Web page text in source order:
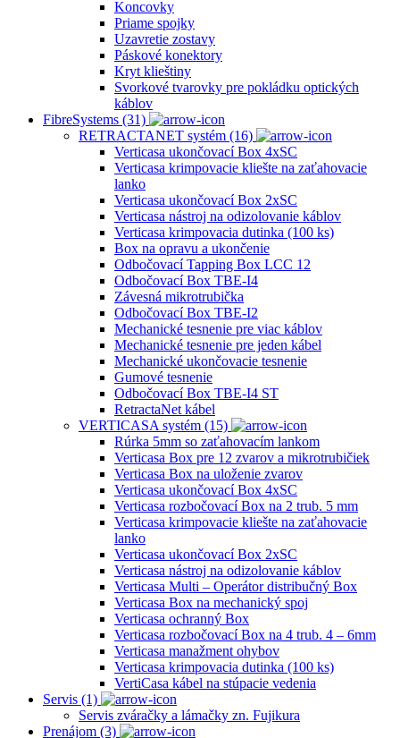
Koncovky
Priame spojky
Uzavretie zostavy
Páskové konektory
Kryt klieštiny
Svorkové tvarovky pre pokládku optických
káblov
FibreSystems (31)
RETRACTANET systém (16)
Verticasa ukončovací Box 4xSC
Verticasa krimpovacie kliešte na zaťahovacie
lanko
Verticasa ukončovací Box 2xSC
Verticasa nástroj na odizolovanie káblov
Verticasa krimpovacia dutinka (100 ks)
Box na opravu a ukončenie
Odbočovací Tapping Box LCC 12
Odbočovací Box TBE-I4
Závesná mikrotrubička
Odbočovací Box TBE-I2
Mechanické tesnenie pre viac káblov
Mechanické tesnenie pre jeden kábel
Mechanické ukončovacie tesnenie
Gumové tesnenie
Odbočovací Box TBE-I4 ST
RetractaNet kábel
VERTICASA systém (15)
Rúrka 5mm so zaťahovacím lankom
Verticasa Box pre 12 zvarov a mikrotrubičiek
Verticasa Box na uloženie zvarov
Verticasa ukončovací Box 4xSC
Verticasa rozbočovací Box na 2 trub. 5 mm
Verticasa krimpovacie kliešte na zaťahovacie
lanko
Verticasa ukončovací Box 2xSC
Verticasa nástroj na odizolovanie káblov
Verticasa Multi – Operátor distribučný Box
Verticasa Box na mechanický spoj
Verticasa ochranný Box
Verticasa rozbočovací Box na 4 trub. 4 – 6mm
Verticasa manažment ohybov
Verticasa krimpovacia dutinka (100 ks)
VertiCasa kábel na stúpacie vedenia
Servis (1)
Servis zváračky a lámačky zn. Fujikura
Prenájom (3)